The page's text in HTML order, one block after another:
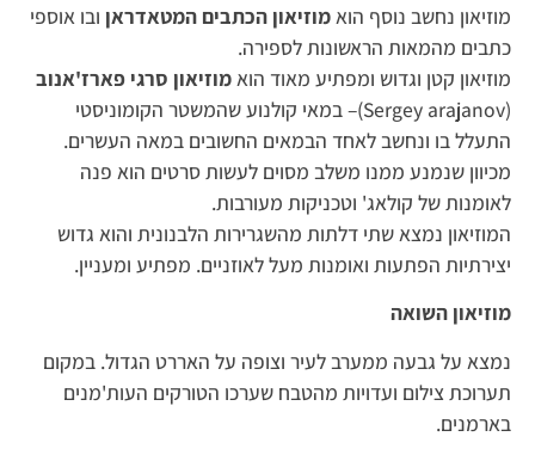
מוזיאון נחשב נוסף הואמוזיאון הכתבים המטאדראן ובו אוספי
כתבים מהמאות הראשונות לספירה.
מוזיאון קטן וגדוש ומפתיע מאוד הואמוזיאון סרגי פארז'אנוב
(Sergey arajanov)– במאי קולנוע שהמשטר הקומוניסטי
התעלל בו ונחשב לאחד הבמאים החשובים במאה העשרים.
מכיוון שנמנע ממנו משלב מסוים לעשות סרטים הוא פנה
לאומנות של קולאג' וטכניקות מעורבות.
המוזיאון נמצא שתי דלתות מהשגרירות הלבנונית והוא גדוש
יצירתיות הפתעות ואומנות מעל לאוזניים. מפתיע ומעניין.
מוזיאון השואה
נמצא על גבעה ממערב לעיר וצופה על האררט הגדול. במקום
תערוכת צילום ועדויות מהטבח שערכו הטורקים העות'מנים
בארמנים.